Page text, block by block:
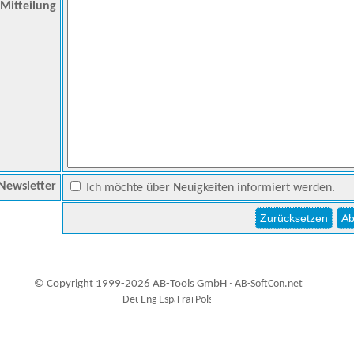
Mitteilung
Newsletter Ich möchte über Neuigkeiten informiert werden.
© Copyright 1999-2026 AB-Tools GmbH · AB-SoftCon.net